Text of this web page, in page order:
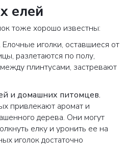
елей
тоже хорошо известны:
Елочные иголки, оставшиеся от
разлетаются по полу,
плинтусами, застревают
и домашних питомцев.
привлекают аромат и
дерева. Они могут
елку и уронить ее на
иголок достаточно